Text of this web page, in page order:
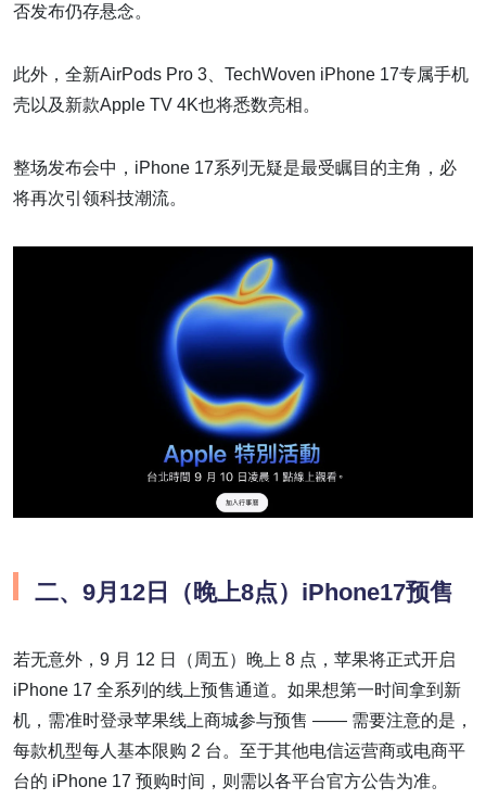
否发布仍存悬念。
此外，全新AirPods Pro 3、TechWoven iPhone 17专属手机
壳以及新款Apple TV 4K也将悉数亮相。
整场发布会中，iPhone 17系列无疑是最受瞩目的主角，必
将再次引领科技潮流。
二、9月12日（晚上8点）iPhone17预售
若无意外，9 月 12 日（周五）晚上 8 点，苹果将正式开启
iPhone 17 全系列的线上预售通道。如果想第一时间拿到新
机，需准时登录苹果线上商城参与预售 —— 需要注意的是，
每款机型每人基本限购 2 台。至于其他电信运营商或电商平
台的 iPhone 17 预购时间，则需以各平台官方公告为准。